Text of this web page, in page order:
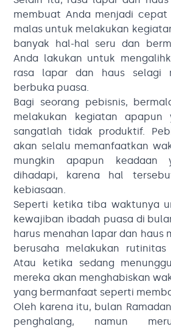
membuat Anda menjadi
malas untuk melakukan
banyak hal-hal seru dan
Anda lakukan untuk
rasa lapar dan haus selagi
berbuka puasa.
Bagi seorang pebisnis,
melakukan kegiatan apapun
sangatlah tidak produktif.
akan selalu memanfaatkan
mungkin apapun keadaan
dihadapi, karena hal
kebiasaan.
Seperti ketika tiba waktunya
kewajiban ibadah puasa di
harus menahan lapar dan haus
berusaha melakukan
Atau ketika sedang
mereka akan menghabiskan
yang bermanfaat seperti
Oleh karena itu, bulan
penghalang, namun